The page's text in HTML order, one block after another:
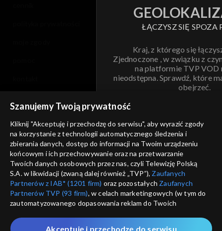
ŁĄCZYSZ SIĘ SPOZA
Kraj, z którego się
Zjednoczone , w związku z
na platformie TVP VOD
nieodstępna. Sprawdź, które
obejrzeć.
ANULUJ
informacje o dostawcy usług
Szanujemy Twoją prywatność
Kliknij "Akceptuję i przechodzę do serwisu", aby wyrazić zgody
na korzystanie z technologii automatycznego śledzenia i
zbierania danych, dostęp do informacji na Twoim urządzeniu
końcowym i ich przechowywanie oraz na przetwarzanie
Twoich danych osobowych przez nas, czyli Telewizję Polską
S.A. w likwidacji (zwaną dalej również „TVP”), Zaufanych
Partnerów z IAB* (1201 firm) oraz pozostałych Zaufanych
Partnerów TVP (93 firm), w celach marketingowych (w tym do
zautomatyzowanego dopasowania reklam do Twoich
które wskazujemy poniżej, a także zgody na udostępnianie
Akceptuję i przechodzę do serwisu